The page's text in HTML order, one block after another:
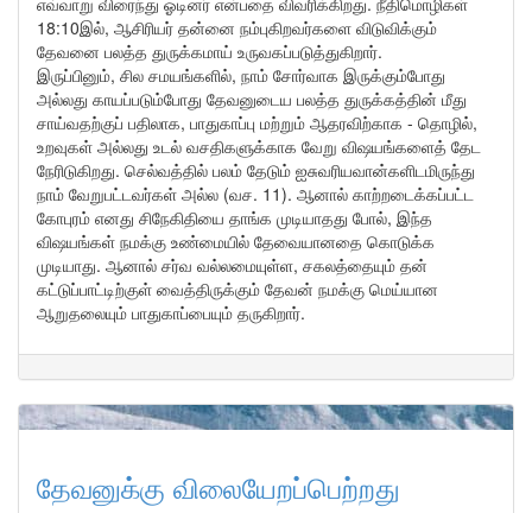
18:10இல், ஆசிரியர் தன்னை நம்புகிறவர்களை விடுவிக்கும்
தேவனை பலத்த துருக்கமாய் உருவகப்படுத்துகிறார்.
இருப்பினும், சில சமயங்களில், நாம் சோர்வாக இருக்கும்போது
அல்லது காயப்படும்போது தேவனுடைய பலத்த துருக்கத்தின் மீது
சாய்வதற்குப் பதிலாக, பாதுகாப்பு மற்றும் ஆதரவிற்காக - தொழில்,
உறவுகள் அல்லது உடல் வசதிகளுக்காக வேறு விஷயங்களைத் தேட
நேரிடுகிறது. செல்வத்தில் பலம் தேடும் ஐசுவரியவான்களிடமிருந்து
நாம் வேறுபட்டவர்கள் அல்ல (வச. 11). ஆனால் காற்றடைக்கப்பட்ட
கோபுரம் எனது சிநேகிதியை தாங்க முடியாதது போல், இந்த
விஷயங்கள் நமக்கு உண்மையில் தேவையானதை கொடுக்க
முடியாது. ஆனால் சர்வ வல்லமையுள்ள, சகலத்தையும் தன்
கட்டுப்பாட்டிற்குள் வைத்திருக்கும் தேவன் நமக்கு மெய்யான
ஆறுதலையும் பாதுகாப்பையும் தருகிறார்.
தேவனுக்கு விலையேறப்பெற்றது